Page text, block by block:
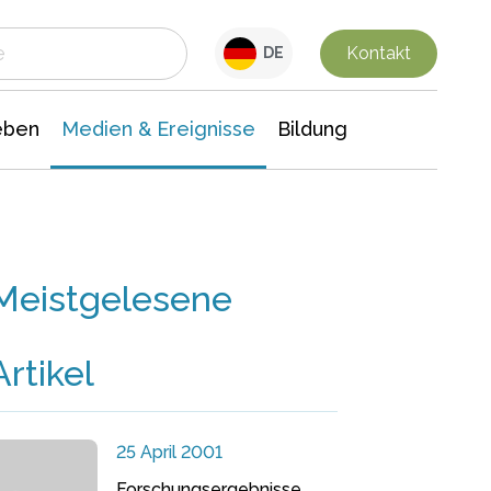
DE Kontakt
Medien & Ereignisse Bildung
25 April 2001